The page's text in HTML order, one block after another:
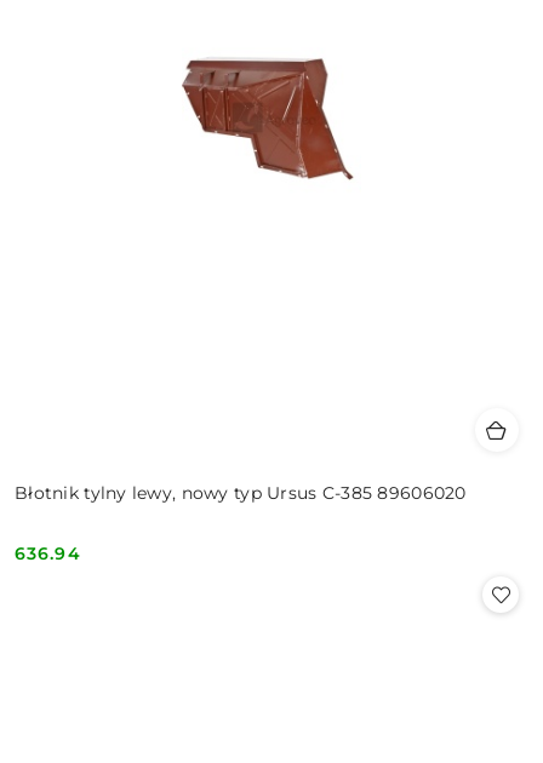
Błotnik tylny lewy, nowy typ Ursus C-385 89606020
Cena:
636.94